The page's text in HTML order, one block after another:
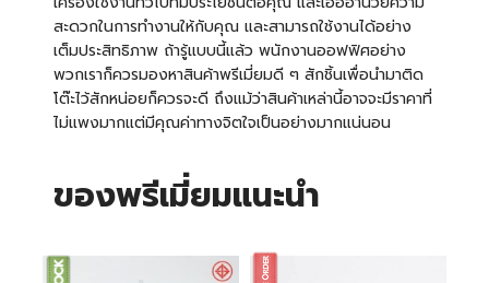
สะดวกในการทำงานให้กับคุณ และสามารถใช้งานได้อย่าง
เต็มประสิทธิภาพ ถ้ารู้แบบนี้แล้ว พนักงานออฟฟิศอย่าง
พวกเราก็ควรมองหาสินค้าพรีเมี่ยมดี ๆ สักชิ้นเพื่อนำมาติด
โต๊ะไว้สักหน่อยก็ควรจะดี ถึงแม้ว่าสินค้าเหล่านี้อาจจะมีราคาที่
ไม่แพงมากแต่มีคุณค่าทางจิตใจเป็นอย่างมากแน่นอน
ของพรีเมี่ยมแนะนำ